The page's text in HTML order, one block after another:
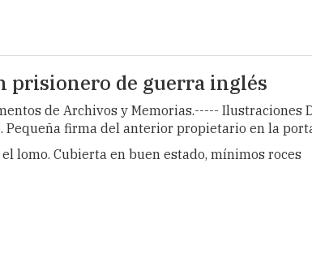
prisionero de guerra inglés
de Archivos y Memorias.-----
firma del anterior propietario en la
lomo. Cubierta en buen estado, mínimos roces